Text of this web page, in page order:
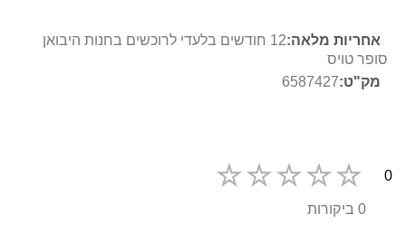
מידע
נוסף
12 חודשים בלעדי לרוכשים בחנות היבואן
סופר טויס
6587427
0
0 ביקורות